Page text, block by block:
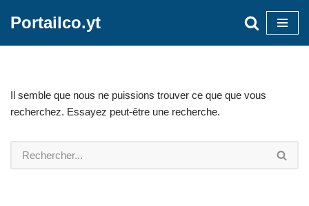
Portailco.yt
Il semble que nous ne puissions trouver ce que que vous
recherchez. Essayez peut-être une recherche.